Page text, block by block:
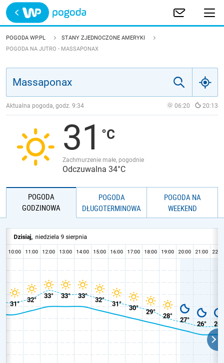
Trwa ładowanie
POLSKA
JAKOŚĆ POWIETRZA
POGODA WP.PL
STANY ZJEDNOCZONE AMERYKI
POGODA NA JUTRO - MASSAPONAX
Aktualna pogoda, godz. 9:34 06:20 20:13
31
Zachmurzenie małe, pogodnie
Odczuwalna 34°C
POGODA
GODZINOWA
POGODA
DŁUGOTERMINOWA
POGODA NA
WEEKEND